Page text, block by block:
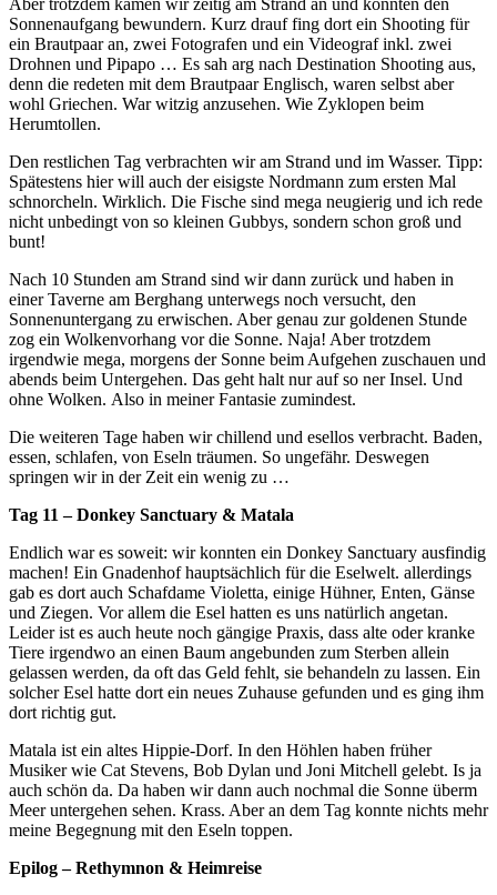
Aber trotzdem kamen wir zeitig am Strand an und konnten den
Sonnenaufgang bewundern. Kurz drauf fing dort ein Shooting für
ein Brautpaar an, zwei Fotografen und ein Videograf inkl. zwei
Drohnen und Pipapo … Es sah arg nach Destination Shooting aus,
denn die redeten mit dem Brautpaar Englisch, waren selbst aber
wohl Griechen. War witzig anzusehen. Wie Zyklopen beim
Herumtollen.
Den restlichen Tag verbrachten wir am Strand und im Wasser. Tipp:
Spätestens hier will auch der eisigste Nordmann zum ersten Mal
schnorcheln. Wirklich. Die Fische sind mega neugierig und ich rede
nicht unbedingt von so kleinen Gubbys, sondern schon groß und
bunt!
Nach 10 Stunden am Strand sind wir dann zurück und haben in
einer Taverne am Berghang unterwegs noch versucht, den
Sonnenuntergang zu erwischen. Aber genau zur goldenen Stunde
zog ein Wolkenvorhang vor die Sonne. Naja! Aber trotzdem
irgendwie mega, morgens der Sonne beim Aufgehen zuschauen und
abends beim Untergehen. Das geht halt nur auf so ner Insel. Und
ohne Wolken. Also in meiner Fantasie zumindest.
Die weiteren Tage haben wir chillend und esellos verbracht. Baden,
essen, schlafen, von Eseln träumen. So ungefähr. Deswegen
springen wir in der Zeit ein wenig zu …
Tag 11 – Donkey Sanctuary & Matala
Endlich war es soweit: wir konnten ein Donkey Sanctuary ausfindig
machen! Ein Gnadenhof hauptsächlich für die Eselwelt. allerdings
gab es dort auch Schafdame Violetta, einige Hühner, Enten, Gänse
und Ziegen. Vor allem die Esel hatten es uns natürlich angetan.
Leider ist es auch heute noch gängige Praxis, dass alte oder kranke
Tiere irgendwo an einen Baum angebunden zum Sterben allein
gelassen werden, da oft das Geld fehlt, sie behandeln zu lassen. Ein
solcher Esel hatte dort ein neues Zuhause gefunden und es ging ihm
dort richtig gut.
Matala ist ein altes Hippie-Dorf. In den Höhlen haben früher
Musiker wie Cat Stevens, Bob Dylan und Joni Mitchell gelebt. Is ja
auch schön da. Da haben wir dann auch nochmal die Sonne überm
Meer untergehen sehen. Krass. Aber an dem Tag konnte nichts mehr
meine Begegnung mit den Eseln toppen.
Epilog – Rethymnon & Heimreise